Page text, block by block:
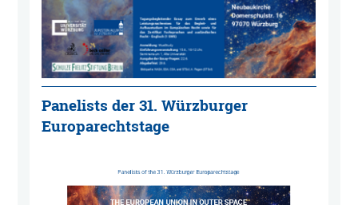
Panelists der 31. Würzburger
Europarechtstage